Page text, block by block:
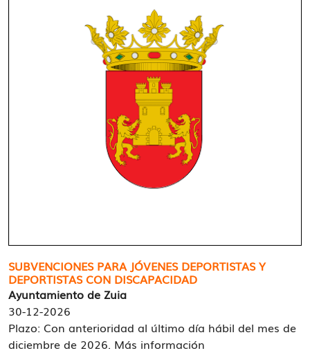
SUBVENCIONES PARA JÓVENES DEPORTISTAS Y
DEPORTISTAS CON DISCAPACIDAD
Ayuntamiento de Zuia
30-12-2026
Plazo: Con anterioridad al último día hábil del mes de
diciembre de 2026. Más información